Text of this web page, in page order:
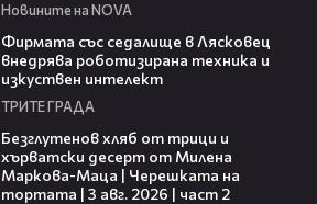
Новините на NOVA
Фирмата със седалище в Лясковец
внедрява роботизирана техника и
изкуствен интелект
ТРИТЕ ГРАДА
Безглутенов хляб от трици и
хърватски десерт от Милена
Маркова-Маца | Черешката на
тортата | 3 авг. 2026 | част 2